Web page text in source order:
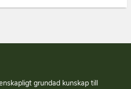
grundad kun­skap till